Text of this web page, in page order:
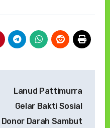
Lanud Pattimurra
Gelar Bakti Sosial
Donor Darah Sambut